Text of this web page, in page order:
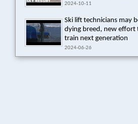
2024-10-11
Ski lift technicians may
dying breed, new effort
train next generation
2024-06-26